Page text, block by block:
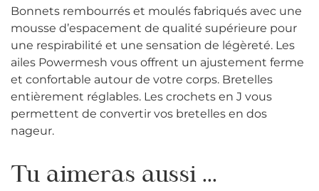
Bonnets rembourrés et moulés fabriqués avec une
mousse d’espacement de qualité supérieure pour
une respirabilité et une sensation de légèreté. Les
ailes Powermesh vous offrent un ajustement ferme
et confortable autour de votre corps. Bretelles
entièrement réglables. Les crochets en J vous
permettent de convertir vos bretelles en dos
nageur.
Tu aimeras aussi ...